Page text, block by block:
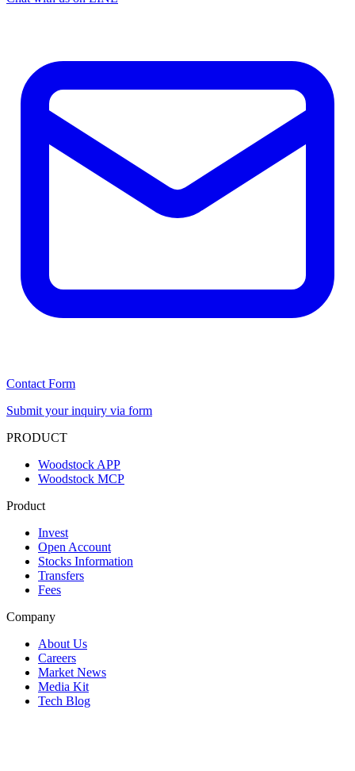
Contact Form
Submit your inquiry via form
PRODUCT
Woodstock APP
Woodstock MCP
Product
Invest
Open Account
Stocks Information
Transfers
Fees
Company
About Us
Careers
Market News
Media Kit
Tech Blog